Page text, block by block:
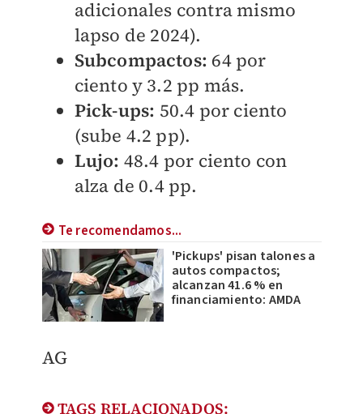
adicionales contra mismo
lapso de 2024).
Subcompactos: 64 por
ciento y 3.2 pp más.
Pick-ups: 50.4 por ciento
(sube 4.2 pp).
Lujo: 48.4 por ciento con
alza de 0.4 pp.
Te recomendamos...
'Pickups' pisan talones a
autos compactos;
alcanzan 41.6 % en
financiamiento: AMDA
AG
TAGS RELACIONADOS: